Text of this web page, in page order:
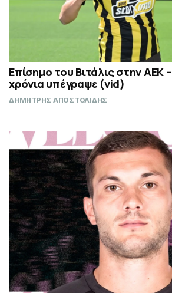
Επίσημο του Βιτάλις στην ΑΕΚ
χρόνια υπέγραψε (vid)
ΔΗΜΗΤΡΗΣ ΑΠΟΣΤΟΛΙΔΗΣ